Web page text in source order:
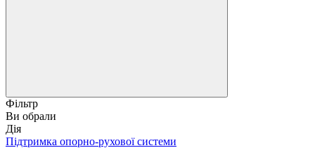
Фільтр
Ви обрали
Дія
Підтримка опорно-рухової системи